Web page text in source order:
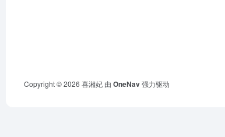
Copyright © 2026 喜湘妃 由 OneNav强力驱动